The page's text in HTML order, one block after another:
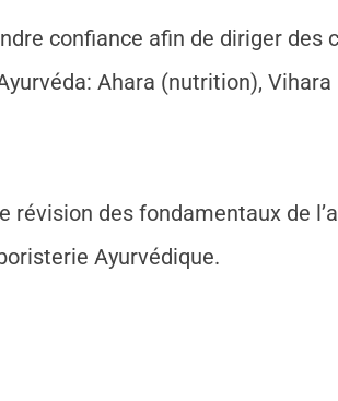
confiance afin de diriger
Ahara (nutrition),
des fondamentaux de
Ayurvédique.